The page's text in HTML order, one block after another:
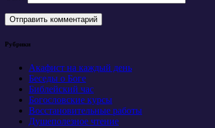
Рубрики
Акафист на каждый день
Беседы о Боге
Библейский час
Богословские курсы
Восстановительные работы
Душеполезное чтение